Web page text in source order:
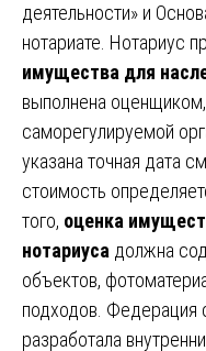
деятельности» и
нотариате. Нотариус
имущества для
выполнена
саморегулируемой
указана точная дата
стоимость
того, оценка
нотариуса должна
объектов,
подходов. Федерация
разработала